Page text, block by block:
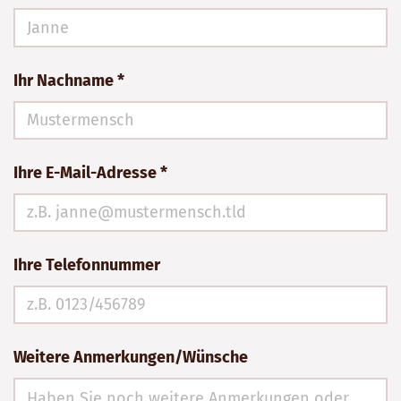
Ihr Nachname *
Ihre E-Mail-Adresse *
Ihre Telefonnummer
Weitere Anmerkungen/Wünsche